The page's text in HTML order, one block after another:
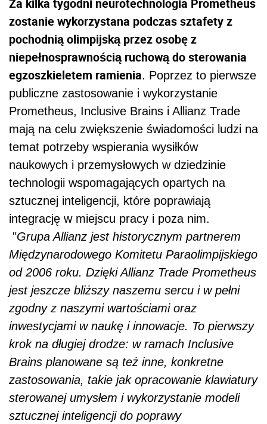
Za kilka tygodni neurotechnologia Prometheus
zostanie wykorzystana podczas sztafety z
pochodnią olimpijską przez osobę z
niepełnosprawnością ruchową do sterowania
egzoszkieletem ramienia. Poprzez to pierwsze
publiczne zastosowanie i wykorzystanie
Prometheus, Inclusive Brains i Allianz Trade
mają na celu zwiększenie świadomości ludzi na
temat potrzeby wspierania wysiłków
naukowych i przemysłowych w dziedzinie
technologii wspomagających opartych na
sztucznej inteligencji, które poprawiają
integrację w miejscu pracy i poza nim.
"Grupa Allianz jest historycznym partnerem
Międzynarodowego Komitetu Paraolimpijskiego
od 2006 roku. Dzięki Allianz Trade Prometheus
jest jeszcze bliższy naszemu sercu i w pełni
zgodny z naszymi wartościami oraz
inwestycjami w naukę i innowacje. To pierwszy
krok na długiej drodze: w ramach Inclusive
Brains planowane są też inne, konkretne
zastosowania, takie jak opracowanie klawiatury
sterowanej umysłem i wykorzystanie modeli
sztucznej inteligencji do poprawy